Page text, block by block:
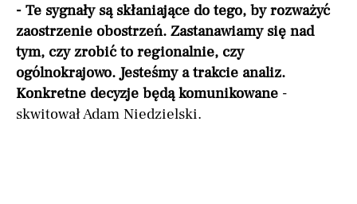
- Te sygnały są skłaniające do tego, by rozważyć
zaostrzenie obostrzeń. Zastanawiamy się nad
tym, czy zrobić to regionalnie, czy
ogólnokrajowo. Jesteśmy a trakcie analiz.
Konkretne decyzje będą komunikowane -
skwitował Adam Niedzielski.